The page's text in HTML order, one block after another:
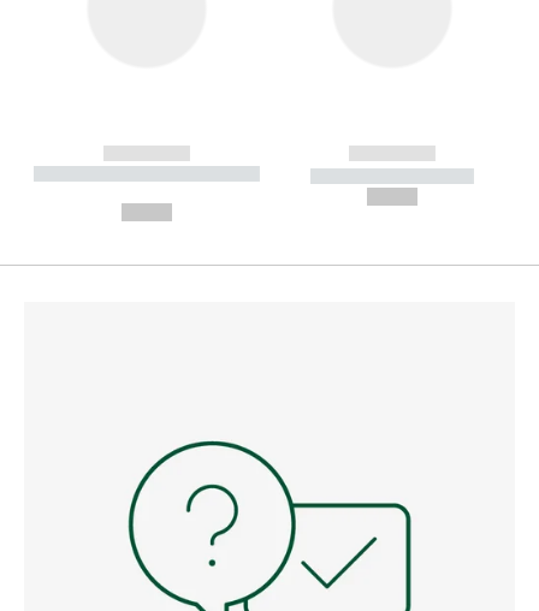
------------
----------- ----------- --------
------------
----------- -----------